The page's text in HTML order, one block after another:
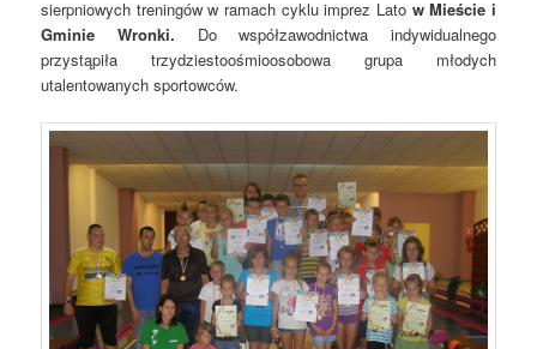
sierpniowych treningów w ramach cyklu imprez Lato w Mieście i
Gminie Wronki. Do współzawodnictwa indywidualnego
przystąpiła trzydziestoośmioosobowa grupa młodych
utalentowanych sportowców.